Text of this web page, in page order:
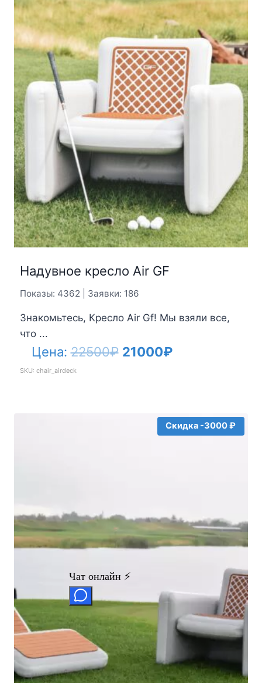
Надувное кресло Air GF
Показы: 4362 | Заявки: 186
Знакомьтесь, Кресло Air Gf! Мы взяли все,
что ...
Цена:22500₽ Первоначальная
21000₽Текущая
SKU: chair_airdeck
Скидка -3000 ₽